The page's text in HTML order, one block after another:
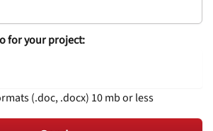
for your project:
(.doc, .docx) 10 mb or less